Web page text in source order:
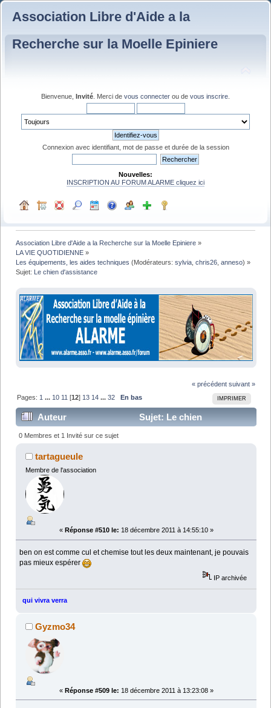
Association Libre d'Aide a la
Recherche sur la Moelle Epiniere
Bienvenue, Invité . Merci de vous connecter ou de vous inscrire
Connexion avec identifiant, mot de passe et durée de la session
Nouvelles:
INSCRIPTION AU FORUM ALARME cliquez ici
Association Libre d'Aide a la Recherche sur la Moelle Epiniere »
LA VIE QUOTIDIENNE »
Les équipements, les aides techniques (Modérateurs:sylvia ,chris26 ,anneso) »
Sujet: Le chien d'assistance
« précédent suivant »
IMPRIMER
Pages: 1 ... 10 11 [12] 13 14 ...32 En bas
Auteur
Sujet: Le chien
d'assistance (Lu 678534 fois)
0 Membres et 1 Invité sur ce sujet
tartagueule
Membre de l'association
« Réponse #510 le: 18 décembre 2011 à 14:55:10 »
ben on est comme cul et chemise tout les deux maintenant, je pouvais
pas mieux espérer
IP archivée
qui vivra verra
Gyzmo34
« Réponse #509 le: 18 décembre 2011 à 13:23:08 »